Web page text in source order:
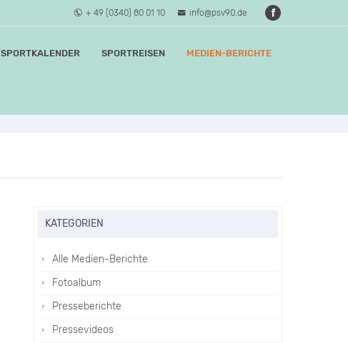
+ 49 (0340) 80 01 10 info@psv90.de
SPORTKALENDER SPORTREISEN MEDIEN-BERICHTE
KATEGORIEN
Alle Medien-Berichte
Fotoalbum
Presseberichte
Pressevideos